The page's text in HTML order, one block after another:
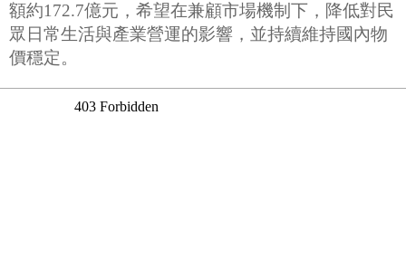
額約172.7億元，希望在兼顧市場機制下，降低對民
眾日常生活與產業營運的影響，並持續維持國內物
價穩定。